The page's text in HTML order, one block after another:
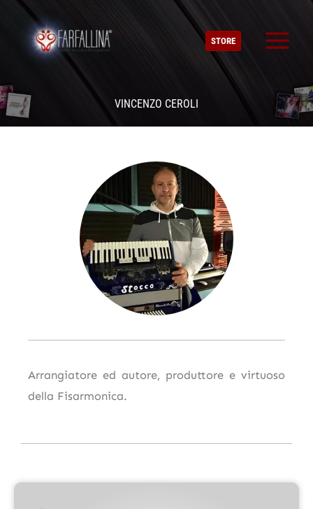
contenuto
STORE
VINCENZO CEROLI
Arrangiatore ed autore, produttore e virtuoso
della Fisarmonica.